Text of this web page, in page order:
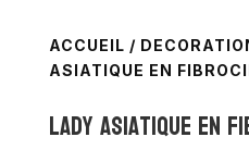
ACCUEIL /
ASIATIQUE EN
Lady asiatique en